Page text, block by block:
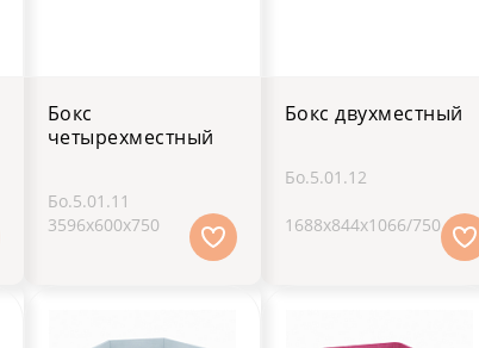
Бокс
четырехместный
Бо.5.01.11
3596х600х750
Бокс двухместный
Бо.5.01.12
1688х844х1066/750